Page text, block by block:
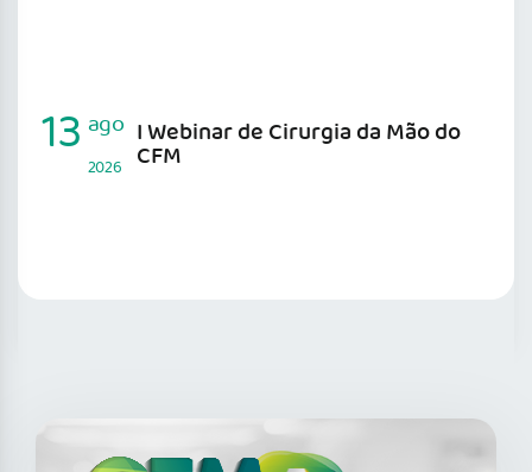
I Webinar de Cirurgia da Mão do
CFM
13 ago
2026